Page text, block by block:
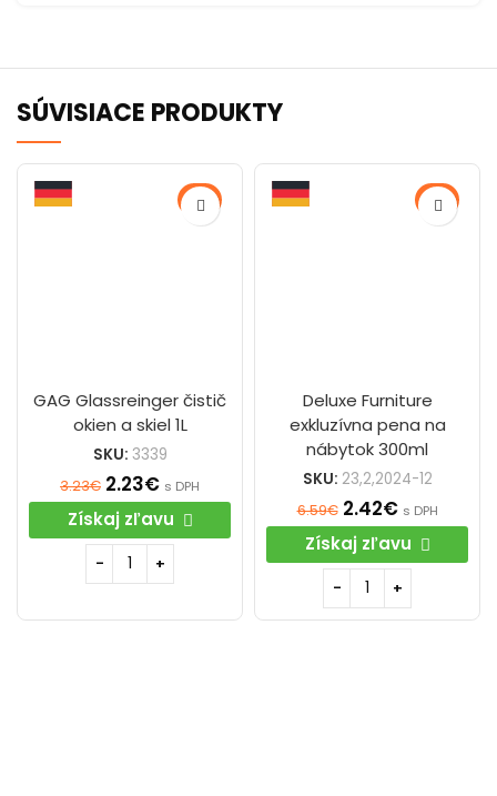
SÚVISIACE PRODUKTY
-31%
GAG Glassreinger čistič
okien a skiel 1L
SKU: 3339
3.23€ 2.23€ s DPH
Získaj zľavu
-63%
Deluxe Furniture
exkluzívna pena na
nábytok 300ml
SKU: 23,2,2024-12
6.59€ 2.42€ s DPH
Získaj zľavu